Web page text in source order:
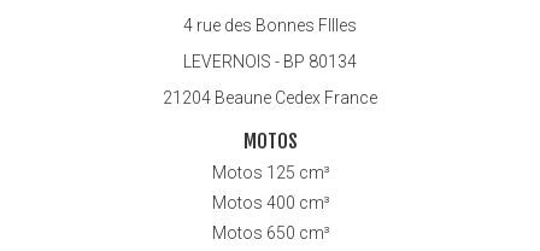
4 rue des Bonnes FIlles
LEVERNOIS - BP 80134
21204 Beaune Cedex France
MOTOS
Motos 125 cm³
Motos 400 cm³
Motos 650 cm³